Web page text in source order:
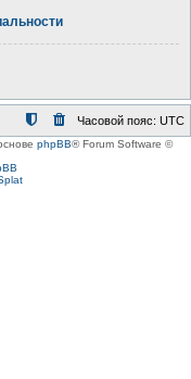
Часовой пояс: UTC
phpBB® Forum Software ©